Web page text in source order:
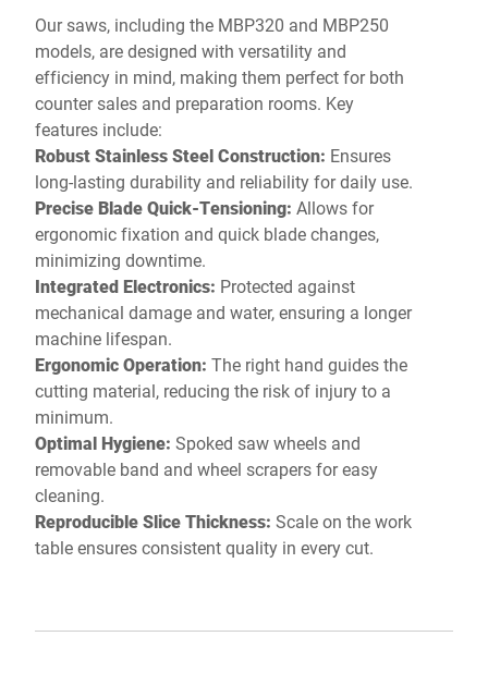
Our saws, including the MBP320 and MBP250
models, are designed with versatility and
efficiency in mind, making them perfect for both
counter sales and preparation rooms. Key
features include:
Robust Stainless Steel Construction: Ensures
long-lasting durability and reliability for daily use.
Precise Blade Quick-Tensioning: Allows for
ergonomic fixation and quick blade changes,
minimizing downtime.
Integrated Electronics: Protected against
mechanical damage and water, ensuring a longer
machine lifespan.
Ergonomic Operation: The right hand guides the
cutting material, reducing the risk of injury to a
minimum.
Optimal Hygiene: Spoked saw wheels and
removable band and wheel scrapers for easy
cleaning.
Reproducible Slice Thickness: Scale on the work
table ensures consistent quality in every cut.